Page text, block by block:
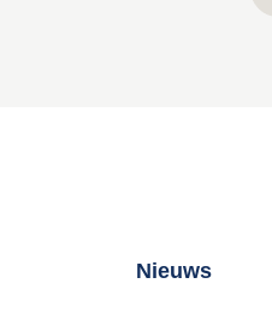
Nieuws